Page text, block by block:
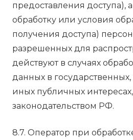
предоставления доступа),
обработку или условия
получения доступа)
разрешенных для
действуют в случаях
данных в
иных публичных
законодательством РФ.
8.7. Оператор при